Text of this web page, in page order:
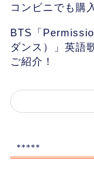
コンビニでも購
BTS「
ダンス）」英語
ご紹介！
*****